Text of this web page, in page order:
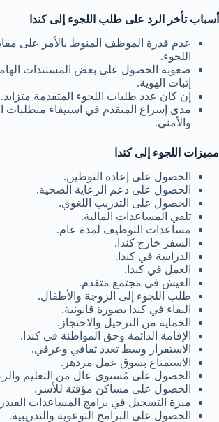
أسباب تأخر الرد على طلب اللجوء إلى كندا
عدم قدرة الموظف المنوط بالأمر على
اللجوء.
صعوبة الحصول على بعض المستندات
إثبات الهوية.
إن كان عدد طلبات اللجوء المتقدمة متزايد.
مدى إسراع المتقدم في استيفاء
والأمني.
مميزات اللجوء إلى كندا
الحصول على إعادة التوطين.
الحصول على دعم الرعاية الصحية.
الحصول على التدريب اللغوي.
تلقي المساعدات المالية.
مساعدات التوظيف لمدة عام.
السفر خارج كندا.
الدراسة في كندا.
العمل في كندا.
العيش في مجتمع متقدم.
طلب اللجوء إلى الزوجة والأطفال.
البقاء في كندا بصورة قانونية.
الحماية من الترحيل والاحتجاز.
الإقامة الدائمة وحق المواطنة في كندا.
الاستقرار وسط تعدد ثقافي وعرقي.
الاستمتاع بسوق عمل مزدهر.
الحصول على مُستوى عال من التعليم
الحصول على مساكن مؤقتة للأسر.
ميزة التسجيل في برامج المساعدات
الحصول على البرامج التوعوية والتدريبية.